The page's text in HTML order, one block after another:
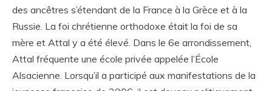
des ancêtres s’étendant de la France à la Grèce et à la
Russie. La foi chrétienne orthodoxe était la foi de sa
mère et Attal y a été élevé. Dans le 6e arrondissement,
Attal fréquente une école privée appelée l’École
Alsacienne. Lorsqu’il a participé aux manifestations de la